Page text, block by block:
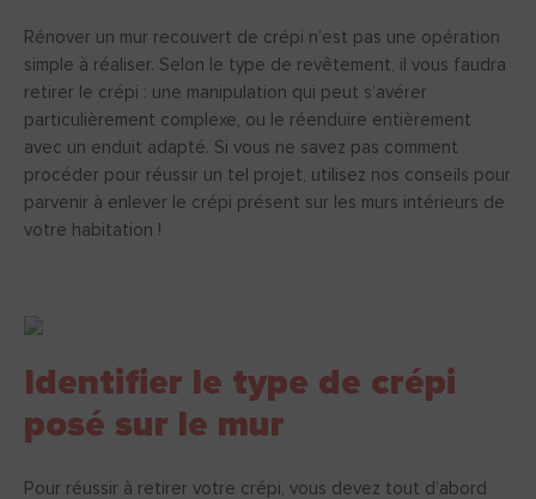
Rénover un mur recouvert de crépi n’est pas une opération
simple à réaliser. Selon le type de revêtement, il vous faudra
retirer le crépi : une manipulation qui peut s’avérer
particulièrement complexe, ou le réenduire entièrement
avec un enduit adapté. Si vous ne savez pas comment
procéder pour réussir un tel projet, utilisez nos conseils pour
parvenir à enlever le crépi présent sur les murs intérieurs de
votre habitation !
Identifier le type de crépi
posé sur le mur
Pour réussir à retirer votre crépi, vous devez tout d’abord